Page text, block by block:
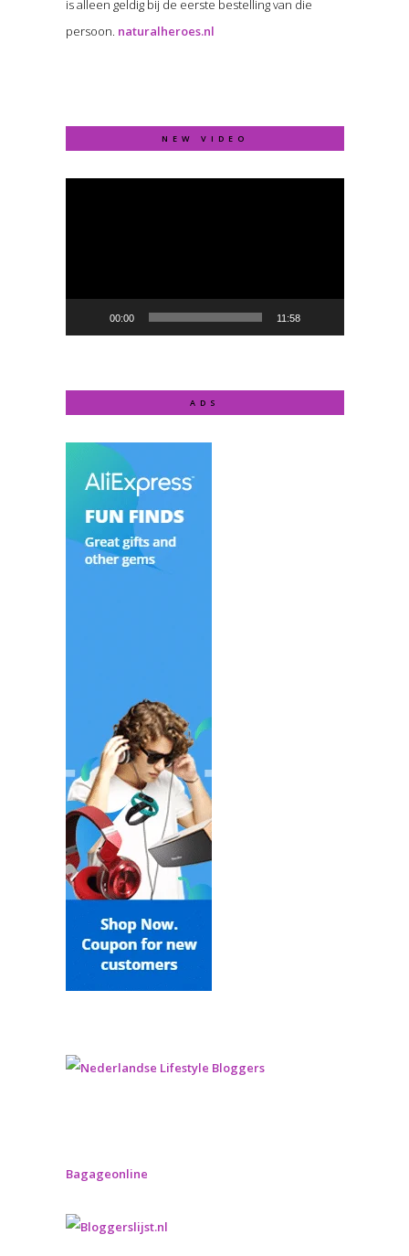
is alleen geldig bij de eerste bestelling van die
persoon. naturalheroes.nl
NEW VIDEO
Video
00:00 11:58
ADS
Bagageonline